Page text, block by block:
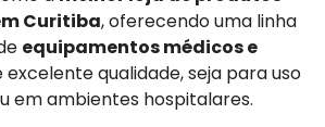
Curitiba, oferecendo uma linha
equipamentos médicos e
qualidade, seja para uso
em ambientes hospitalares.